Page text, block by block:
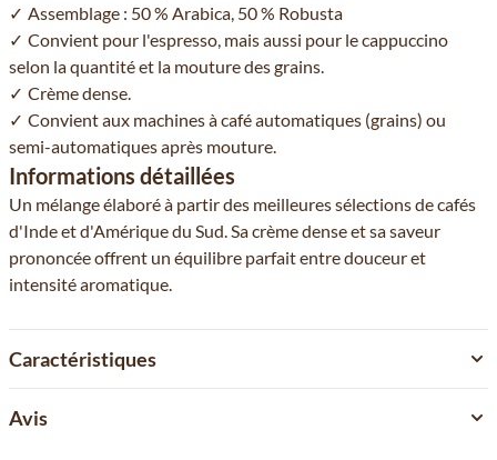
Assemblage : 50 % Arabica, 50 % Robusta
Convient pour l'espresso, mais aussi pour le cappuccino
selon la quantité et la mouture des grains.
Crème dense.
Convient aux machines à café automatiques (grains) ou
semi-automatiques après mouture.
Informations détaillées
Un mélange élaboré à partir des meilleures sélections de cafés
d'Inde et d'Amérique du Sud. Sa crème dense et sa saveur
prononcée offrent un équilibre parfait entre douceur et
intensité aromatique.
Caractéristiques
Avis